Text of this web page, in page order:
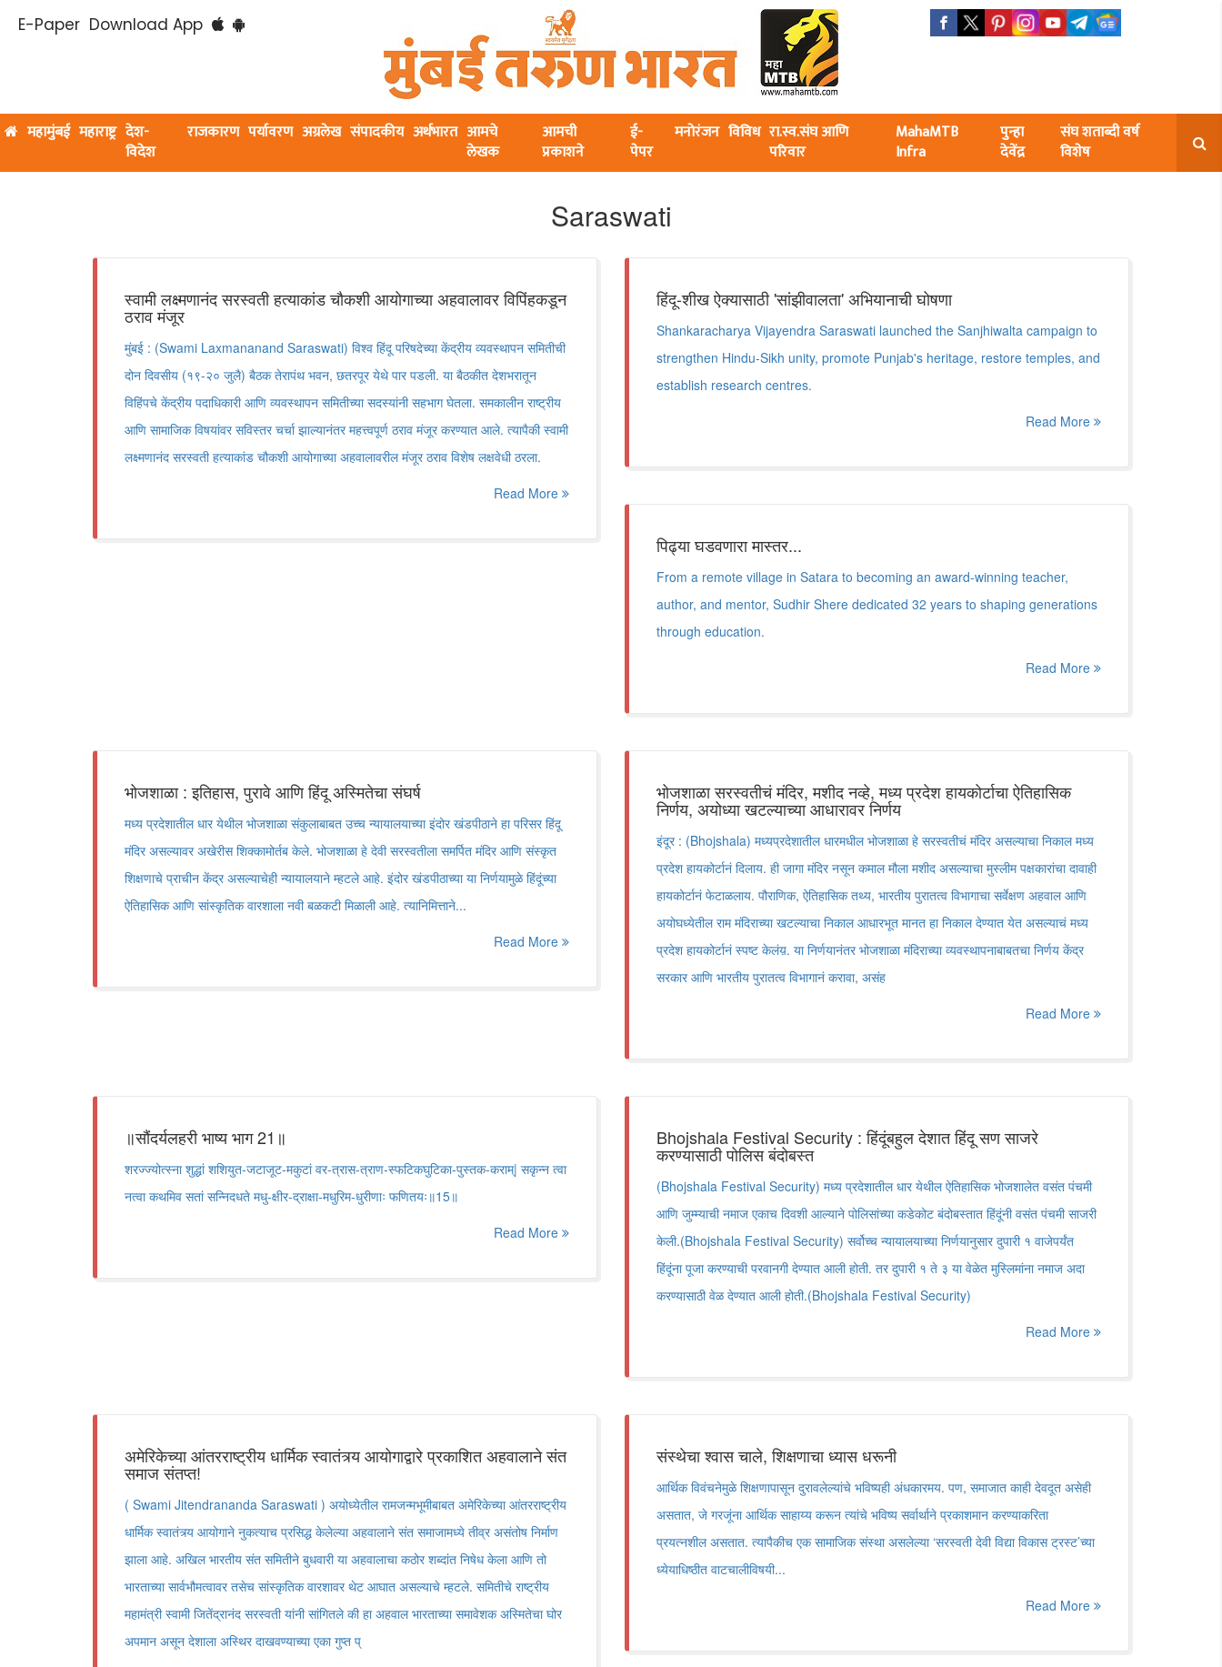
E-Paper Download App
महामुंबई महाराष्ट्र देश-
विदेश
राजकारण पर्यावरण अग्रलेख संपादकीय अर्थभारत आमचे
लेखक
आमची
प्रकाशने
ई-
पेपर
मनोरंजन विविध रा.स्व.संघ आणि
परिवार
MahaMTB
Infra
पुन्हा
देवेंद्र
संघ शताब्दी वर्ष
विशेष
Saraswati
स्वामी लक्ष्मणानंद सरस्वती हत्याकांड चौकशी आयोगाच्या अहवालावर विपिंहकडून
ठराव मंजूर
मुंबई : (Swami Laxmananand Saraswati) विश्व हिंदू परिषदेच्या केंद्रीय व्यवस्थापन समितीची
दोन दिवसीय (१९-२० जुलै) बैठक तेरापंथ भवन, छतरपूर येथे पार पडली. या बैठकीत देशभरातून
विहिंपचे केंद्रीय पदाधिकारी आणि व्यवस्थापन समितीच्या सदस्यांनी सहभाग घेतला. समकालीन राष्ट्रीय
आणि सामाजिक विषयांवर सविस्तर चर्चा झाल्यानंतर महत्त्वपूर्ण ठराव मंजूर करण्यात आले. त्यापैकी स्वामी
लक्ष्मणानंद सरस्वती हत्याकांड चौकशी आयोगाच्या अहवालावरील मंजूर ठराव विशेष लक्षवेधी ठरला.
Read More
हिंदू-शीख ऐक्यासाठी 'सांझीवालता' अभियानाची घोषणा
Shankaracharya Vijayendra Saraswati launched the Sanjhiwalta campaign to
strengthen Hindu-Sikh unity, promote Punjab's heritage, restore temples, and
establish research centres.
Read More
पिढ्या घडवणारा मास्तर...
From a remote village in Satara to becoming an award-winning teacher,
author, and mentor, Sudhir Shere dedicated 32 years to shaping generations
through education.
Read More
भोजशाळा : इतिहास, पुरावे आणि हिंदू अस्मितेचा संघर्ष
मध्य प्रदेशातील धार येथील भोजशाळा संकुलाबाबत उच्च न्यायालयाच्या इंदोर खंडपीठाने हा परिसर हिंदू
मंदिर असल्यावर अखेरीस शिक्कामोर्तब केले. भोजशाळा हे देवी सरस्वतीला समर्पित मंदिर आणि संस्कृत
शिक्षणाचे प्राचीन केंद्र असल्याचेही न्यायालयाने म्हटले आहे. इंदोर खंडपीठाच्या या निर्णयामुळे हिंदूंच्या
ऐतिहासिक आणि सांस्कृतिक वारशाला नवी बळकटी मिळाली आहे. त्यानिमित्ताने...
Read More
भोजशाळा सरस्वतीचं मंदिर, मशीद नव्हे, मध्य प्रदेश हायकोर्टाचा ऐतिहासिक
निर्णय, अयोध्या खटल्याच्या आधारावर निर्णय
इंदूर : (Bhojshala) मध्यप्रदेशातील धारमधील भोजशाळा हे सरस्वतीचं मंदिर असल्याचा निकाल मध्य
प्रदेश हायकोर्टानं दिलाय. ही जागा मंदिर नसून कमाल मौला मशीद असल्याचा मुस्लीम पक्षकारांचा दावाही
हायकोर्टानं फेटाळलाय. पौराणिक, ऐतिहासिक तथ्य, भारतीय पुरातत्व विभागाचा सर्वेक्षण अहवाल आणि
अयोघध्येतील राम मंदिराच्या खटल्याचा निकाल आधारभूत मानत हा निकाल देण्यात येत असल्याचं मध्य
प्रदेश हायकोर्टानं स्पष्ट केलंय़. या निर्णयानंतर भोजशाळा मंदिराच्या व्यवस्थापनाबाबतचा निर्णय केंद्र
सरकार आणि भारतीय पुरातत्व विभागानं करावा, असंह
Read More
॥सौंदर्यलहरी भाष्य भाग 21॥
शरज्ज्योत्स्ना शुद्धां शशियुत-जटाजूट-मकुटां वर-त्रास-त्राण-स्फटिकघुटिका-पुस्तक-कराम्‌| सकृन्न त्वा
नत्वा कथमिव सतां सन्निदधते मधु-क्षीर-द्राक्षा-मधुरिम-धुरीणाः फणितयः॥15॥
Read More
Bhojshala Festival Security : हिंदूंबहुल देशात हिंदू सण साजरे
करण्यासाठी पोलिस बंदोबस्त
(Bhojshala Festival Security) मध्य प्रदेशातील धार येथील ऐतिहासिक भोजशालेत वसंत पंचमी
आणि जुम्म्याची नमाज एकाच दिवशी आल्याने पोलिसांच्या कडेकोट बंदोबस्तात हिंदूंनी वसंत पंचमी साजरी
केली.(Bhojshala Festival Security) सर्वोच्च न्यायालयाच्या निर्णयानुसार दुपारी १ वाजेपर्यंत
हिंदूंना पूजा करण्याची परवानगी देण्यात आली होती. तर दुपारी १ ते ३ या वेळेत मुस्लिमांना नमाज अदा
करण्यासाठी वेळ देण्यात आली होती.(Bhojshala Festival Security)
Read More
अमेरिकेच्या आंतरराष्ट्रीय धार्मिक स्वातंत्र्य आयोगाद्वारे प्रकाशित अहवालाने संत
समाज संतप्त!
( Swami Jitendrananda Saraswati ) अयोध्येतील रामजन्मभूमीबाबत अमेरिकेच्या आंतरराष्ट्रीय
धार्मिक स्वातंत्र्य आयोगाने नुकत्याच प्रसिद्ध केलेल्या अहवालाने संत समाजामध्ये तीव्र असंतोष निर्माण
झाला आहे. अखिल भारतीय संत समितीने बुधवारी या अहवालाचा कठोर शब्दांत निषेध केला आणि तो
भारताच्या सार्वभौमत्वावर तसेच सांस्कृतिक वारशावर थेट आघात असल्याचे म्हटले. समितीचे राष्ट्रीय
महामंत्री स्वामी जितेंद्रानंद सरस्वती यांनी सांगितले की हा अहवाल भारताच्या समावेशक अस्मितेचा घोर
अपमान असून देशाला अस्थिर दाखवण्याच्या एका गुप्त प्
संस्थेचा श्वास चाले, शिक्षणाचा ध्यास धरूनी
आर्थिक विवंचनेमुळे शिक्षणापासून दुरावलेल्यांचे भविष्यही अंधकारमय. पण, समाजात काही देवदूत असेही
असतात, जे गरजूंना आर्थिक साहाय्य करून त्यांचे भविष्य सर्वार्थाने प्रकाशमान करण्याकरिता
प्रयत्नशील असतात. त्यापैकीच एक सामाजिक संस्था असलेल्या ‘सरस्वती देवी विद्या विकास ट्रस्ट’च्या
ध्येयाधिष्ठीत वाटचालीविषयी...
Read More